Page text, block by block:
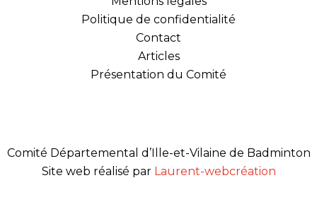
Politique de confidentialité
Contact
Articles
Présentation du Comité
Comité Départemental d’Ille-et-Vilaine de Badminton
Site web réalisé par Laurent-webcréation